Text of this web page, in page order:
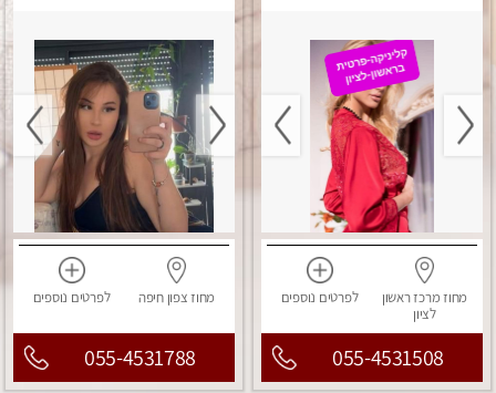
מחוז מרכזראשון
לציון
לפרטים נוספים
055-4531508
מחוז צפוןחיפה לפרטים נוספים
055-4531788